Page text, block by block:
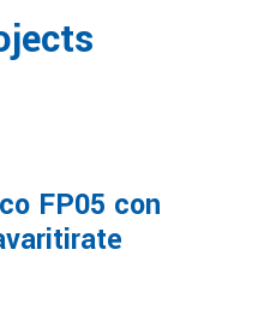
FP05 con